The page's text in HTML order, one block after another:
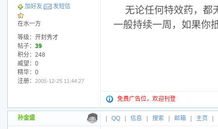
加好友 发短信
在水一方
等级：开封秀才
帖子： 39
积分：248
威望：0
精华：0
注册： 2005-12-25 11:44:27
无论任何特效药，都
一般持续一周，如果你
免费广告位，欢迎刊登
孙金盛 QQ 信息 搜索 邮箱 主页